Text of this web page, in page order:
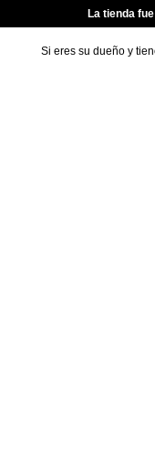
La tienda
Si eres su dueño y